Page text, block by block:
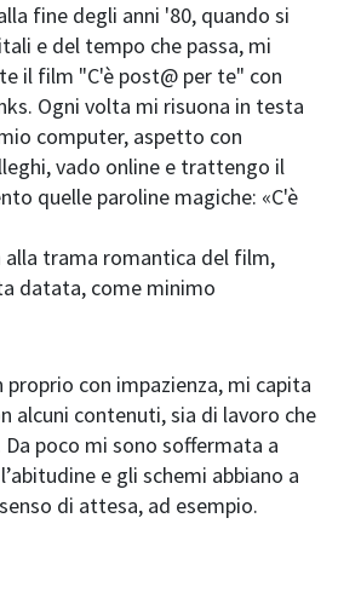
fine degli anni '80, quando si
e del tempo che passa, mi
il film "C'è post@ per te" con
Ogni volta mi risuona in testa
computer, aspetto con
vado online e trattengo il
quelle paroline magiche: «C'è
trama romantica del film,
datata, come minimo
proprio con impazienza, mi capita
alcuni contenuti, sia di lavoro che
poco mi sono soffermata a
e gli schemi abbiano a
di attesa, ad esempio.